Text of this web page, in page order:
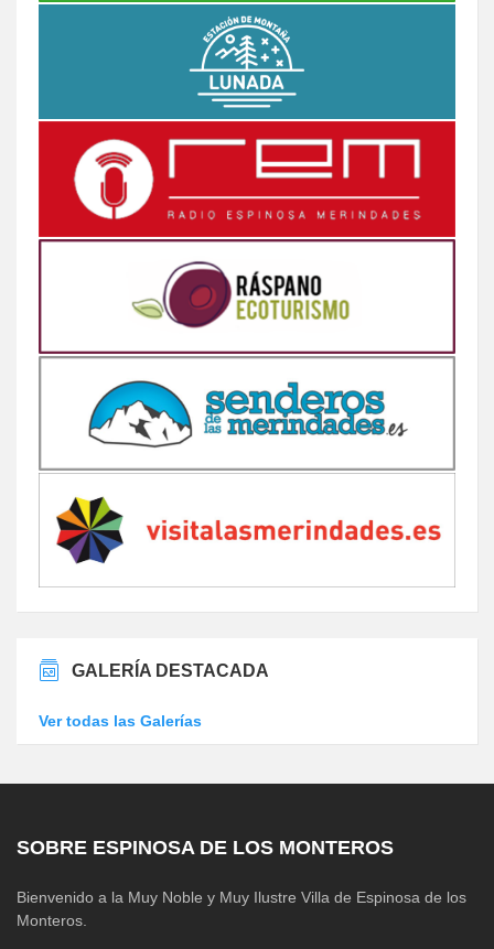
GALERÍA DESTACADA
Ver todas las Galerías
SOBRE ESPINOSA DE LOS MONTEROS
Bienvenido a la Muy Noble y Muy Ilustre Villa de Espinosa de los
Monteros.